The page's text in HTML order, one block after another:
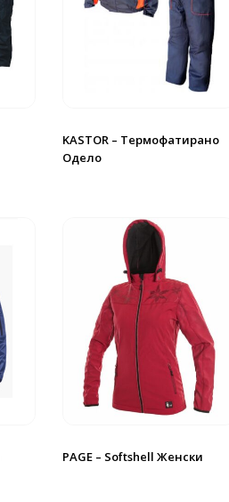
KASTOR – Термофатирано
Одело
PAGE – Softshell Женски